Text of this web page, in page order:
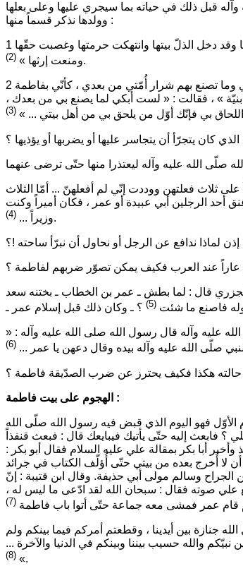
قبل ذلك في حياته بما سيجري عليها وعلى بعلها
وولدها نذكر قسماً منها :
وقد دخل الذلّ بيتها وانتهكت حرمتها وغصبت حقّها
ومنعت إرثها » (2) .
وما تصنع بهم شرار أُمّتي من بعدي ، كأنّي بفاطمة
» ، فقالت : « لست أبكي لما يصنع بي من بعدك ،
بي فإنّك أوّل من يلحق بي من أهل بيتي ... » (3)
كان يتجرّأ أن يتجاسر عليها أو يضربها أو يؤذيها ؟
ثلاث فعلتهن ووددت إنّي لم أفعلهنّ ... أمّا الثلاث
الرجلين أبي عبيدة أو عمر ، فكان أميراً وكنت
وزيراً ... (4) .
لماذا ندافع عن الرجل أو نحاول أن نبرّأ ساحته !؟
قال : لما بطش ـ عمر بن الخطاب ـ بختنه سعد
فاصنع ما شئت (5)
عليه وآله قال رسول الله صلى الله عليه وآله : «
صلّى الله عليه وآله بيده وقال دعهن يا عمر ... (6)
الهجوم على بيت فاطمة :
فهو اليوم الذي قبض فيه رسول الله صلّى الله
؟ فابعث إليه حتّى يأتيك فيبايعك قال : فبعث قنفذاً
وأخبر أبا بكر بمقالة علي عليه السلام فقال أبو بكر :
لا أُخرج بعده من بيتي حتّى أُؤلّف الكتاب في جرائد
الجراح وسالم مولى أبي حذيفة. وقال ابن قتيبة : إنّ
علي صوته فقال : سبحان الله لقد ادّعى ما ليس له ،
قام عمر فمشى معه جماعة حتّى أتوا باب فاطمة (7)
جنازة بين أيدينا ، وقطعتم أمركم فيما بينكم ولم
والله حسيب بيننا وبينكم في الدنيا والآخرة ...
»
(8) .